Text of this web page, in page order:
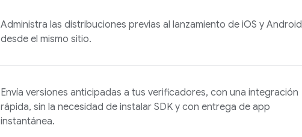
Administra las distribuciones previas al lanzamiento de iOS y Android
desde el mismo sitio.
Envía versiones anticipadas a tus verificadores, con una integración
rápida, sin la necesidad de instalar SDK y con entrega de app
instantánea.